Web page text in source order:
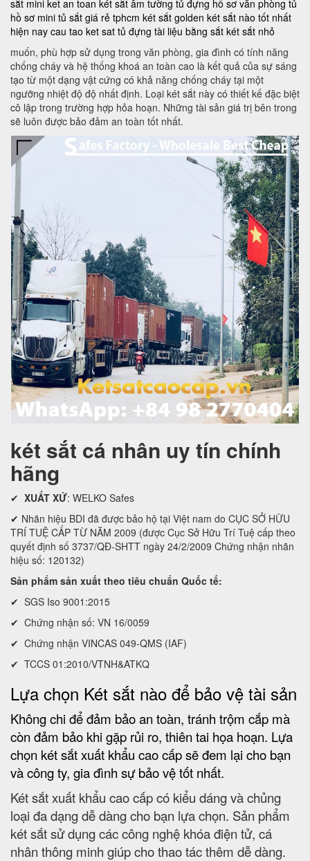
sắt mini ket an toan két sắt âm tường tủ đựng hồ sơ văn phòng tủ
hồ sơ mini tủ sắt giá rẻ tphcm két sắt golden két sắt nào tốt nhất
hiện nay cau tao ket sat tủ đựng tài liệu bằng sắt két sắt nhỏ
muốn, phù hợp sử dụng trong văn phòng, gia đình có tính năng
chống cháy và hệ thống khoá an toàn cao là kết quả của sự sáng
tạo từ một dạng vật cứng có khả năng chống cháy tại một
ngưỡng nhiệt độ độ nhất định. Loại két sắt này có thiết kế đặc biệt
cô lập trong trường hợp hỏa hoạn. Những tài sản giá trị bên trong
sẽ luôn được bảo đảm an toàn tốt nhất.
két sắt cá nhân uy tín chính
hãng
✔ XUẤT XỨ: WELKO Safes
✔ Nhãn hiệu BDI đã được bảo hộ tại Việt nam do CỤC SỞ HỮU
TRÍ TUỆ CẤP TỪ NĂM 2009 (được Cục Sở Hữu Trí Tuệ cấp theo
quyết định số 3737/QĐ-SHTT ngày 24/2/2009 Chứng nhận nhãn
hiệu số: 120132)
Sản phẩm sản xuất theo tiêu chuẩn Quốc tế:
✔ SGS Iso 9001:2015
✔ Chứng nhận số: VN 16/0059
✔ Chứng nhận VINCAS 049-QMS (IAF)
✔ TCCS 01:2010/VTNH&ATKQ
Lựa chọn Két sắt nào để bảo vệ tài sản
Không chi để đảm bảo an toàn, tránh trộm cắp mà
còn đảm bảo khi gặp rủi ro, thiên tai họa hoạn. Lựa
chọn két sắt xuất khẩu cao cấp sẽ đem lại cho bạn
và công ty, gia đình sự bảo vệ tốt nhất.
Két sắt xuất khẩu cao cấp có kiểu dáng và chủng
loại đa dạng dễ dàng cho bạn lựa chọn. Sản phẩm
két sắt sử dụng các công nghệ khóa điện tử, cá
nhân thông minh giúp cho thao tác thêm dễ dàng.